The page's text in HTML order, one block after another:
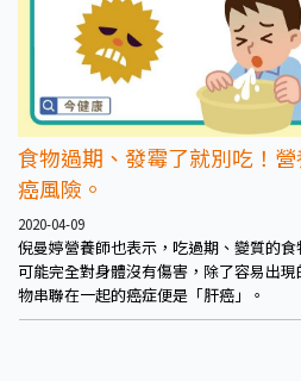
食物過期、發霉了就別吃！
癌風險。
2020-04-09
倪曼婷營養師也表示，吃過期、變質的
可能完全對身體沒有傷害，除了容易出
物串聯在一起的癌症便是「肝癌」。